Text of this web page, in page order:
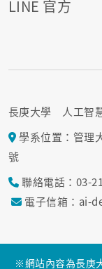
LINE 官方
長庚大學 人工智
學系位置：管理
號
聯絡電話：03-
電子信箱：ai-
※網站內容為長庚